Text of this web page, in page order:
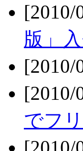
版」
でフ